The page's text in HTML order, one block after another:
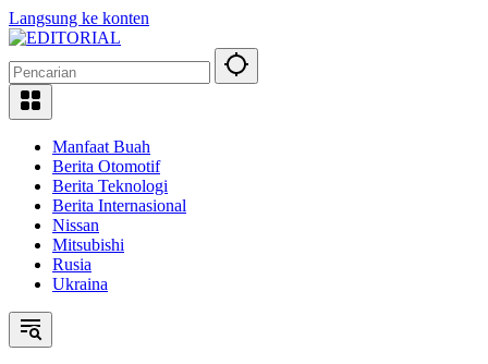
Langsung ke konten
Manfaat Buah
Berita Otomotif
Berita Teknologi
Berita Internasional
Nissan
Mitsubishi
Rusia
Ukraina